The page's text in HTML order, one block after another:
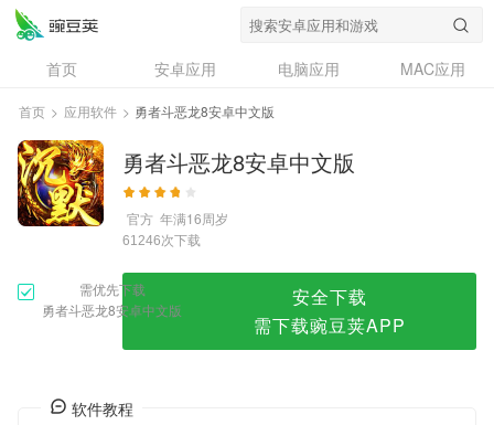
勇者斗恶龙8安卓中文版
首页 安卓应用 电脑应用
MAC应用
资讯
专题
问答
首页 > 应用软件 > 勇者斗恶龙8安卓中文版
勇者斗恶龙8安卓中文版
官方 年满16周岁
61246次下载
需优先下载
勇者斗恶龙8安卓中文版
安全下载
需下载豌豆荚APP
软件教程